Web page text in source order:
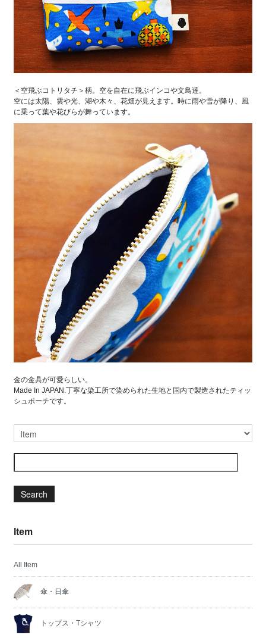
＜空飛ぶコトリタチ＞柄。空を自在に飛ぶインコや文鳥達。
空には太陽、雲や光、湖や木々、花畑が見えます。時に雨や雪が降り、風
に乗って葉や花びらが舞っています。
金の金具が可愛らしい。
Made In JAPAN.丁寧な染工所で染められた生地と国内で製造されたティッ
シュポーチです。
Search
Item
All Item
傘・日傘
トップス・Tシャツ